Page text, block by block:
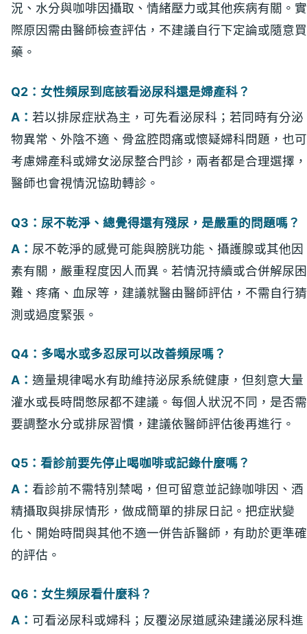
況、水分與咖啡因攝取、情緒壓力或其他疾病有關。實
際原因需由醫師檢查評估，不建議自行下定論或隨意買
藥。
Q2：女性頻尿到底該看泌尿科還是婦產科？
A： 若以排尿症狀為主，可先看泌尿科；若同時有分泌
物異常、外陰不適、骨盆腔悶痛或懷疑婦科問題，也可
考慮婦產科或婦女泌尿整合門診，兩者都是合理選擇，
醫師也會視情況協助轉診。
Q3：尿不乾淨、總覺得還有殘尿，是嚴重的問題嗎？
A： 尿不乾淨的感覺可能與膀胱功能、攝護腺或其他因
素有關，嚴重程度因人而異。若情況持續或合併解尿困
難、疼痛、血尿等，建議就醫由醫師評估，不需自行猜
測或過度緊張。
Q4：多喝水或多忍尿可以改善頻尿嗎？
A： 適量規律喝水有助維持泌尿系統健康，但刻意大量
灌水或長時間憋尿都不建議。每個人狀況不同，是否需
要調整水分或排尿習慣，建議依醫師評估後再進行。
Q5：看診前要先停止喝咖啡或記錄什麼嗎？
A： 看診前不需特別禁喝，但可留意並記錄咖啡因、酒
精攝取與排尿情形，做成簡單的排尿日記。把症狀變
化、開始時間與其他不適一併告訴醫師，有助於更準確
的評估。
Q6：女生頻尿看什麼科？
A： 可看泌尿科或婦科；反覆泌尿道感染建議泌尿科進